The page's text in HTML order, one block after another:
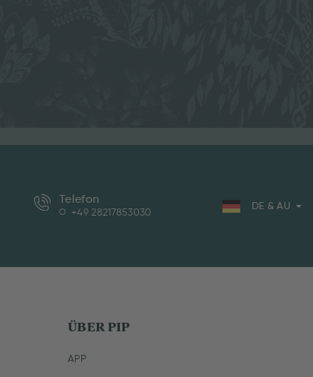
Telefon
+49 28217853030
DE & AU
ÜBER PIP
APP